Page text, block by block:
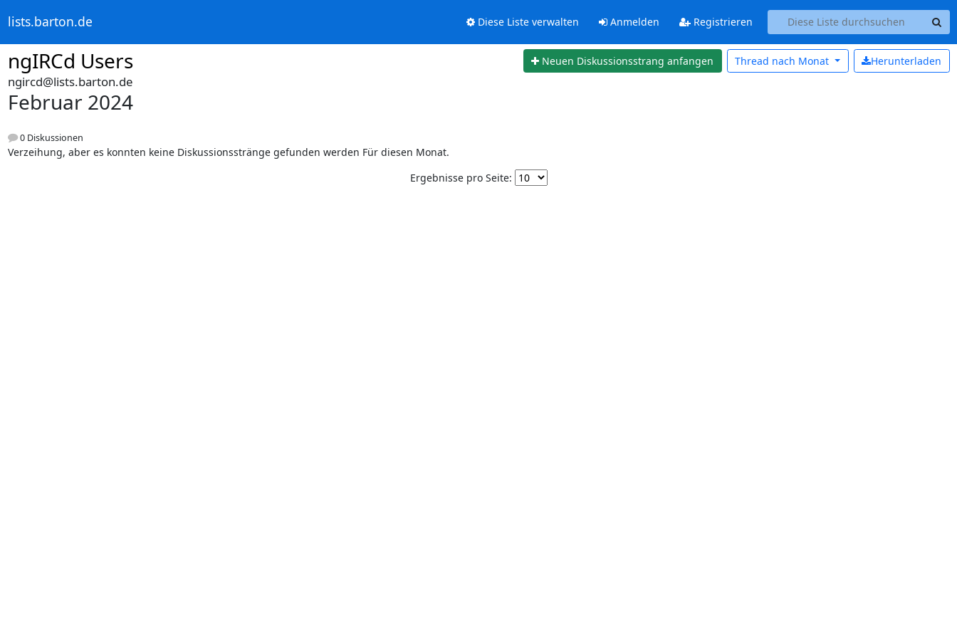
lists.barton.de Diese Liste verwalten Anmelden Registrieren
ngIRCd Users Neuen Diskussionsstrang anfangen Herunterladen
Thread nach Monat
ngircd@lists.barton.de
Februar 2024
0 Diskussionen
Verzeihung, aber es konnten keine Diskussionsstränge gefunden werden Für diesen Monat.
Ergebnisse pro Seite: